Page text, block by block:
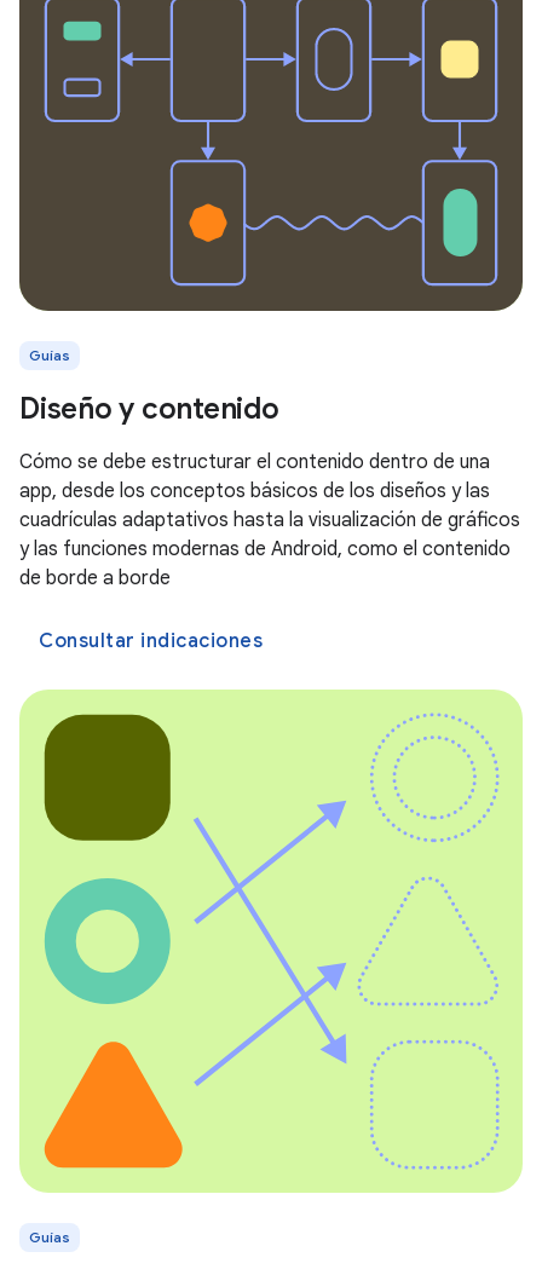
Guías
Diseño y contenido
Cómo se debe estructurar el contenido dentro de una
app, desde los conceptos básicos de los diseños y las
cuadrículas adaptativos hasta la visualización de gráficos
y las funciones modernas de Android, como el contenido
de borde a borde
Consultar indicaciones
Guías